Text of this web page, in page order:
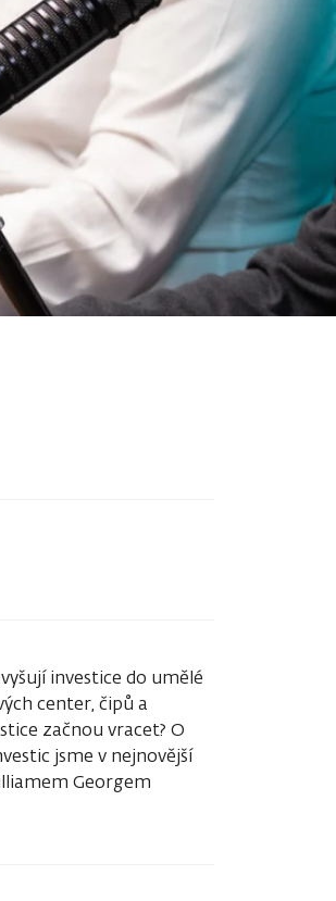
investice do umělé
center, čipů a
začnou vracet? O
jsme v nejnovější
Georgem